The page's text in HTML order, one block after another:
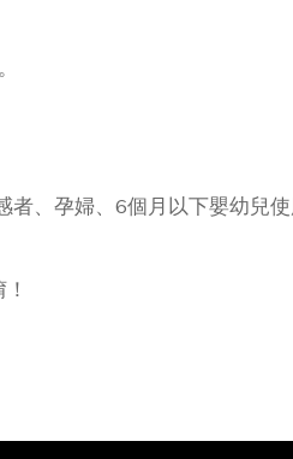
、孕婦、6個月以下嬰幼兒